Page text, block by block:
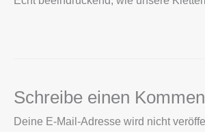
Schreibe einen
Deine E-Mail-Adresse wird nicht